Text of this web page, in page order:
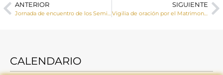
ANTERIOR SIGUIENTE
Vigilia de oración por el Matrimonio
CALENDARIO